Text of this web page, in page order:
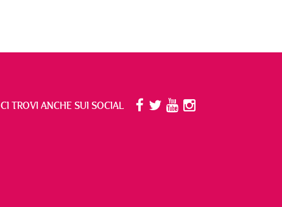
CI TROVI ANCHE SUI SOCIAL